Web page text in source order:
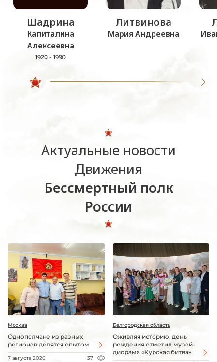
Шадрина
Капиталина
Алексеевна
1920 - 1990
Литвинова
Мария Андреевна
Актуальные новости
Движения
Бессмертный полк
России
Москва
Однополчане из разных
регионов делятся опытом
7 августа 2026 37
Белгородская область
Оживляя историю: день
рождения отметил музей-
диорама «Курская битва»